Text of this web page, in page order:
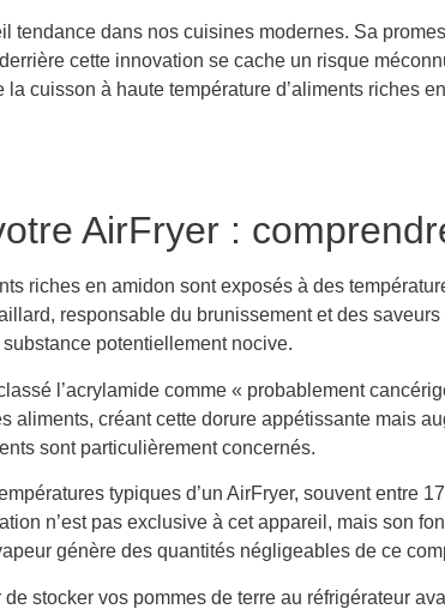
tendance dans nos cuisines modernes. Sa
cette innovation se cache un risque
cuisson à haute température d’aliments riches
AirFryer :
riches en amidon sont exposés à des
responsable du brunissement et des
potentiellement nocive.
l’acrylamide comme « probablement
aliments, créant cette dorure appétissante mais
sont particulièrement concernés.
typiques d’un AirFryer, souvent entre
n’est pas exclusive à cet appareil, mais son
génère des quantités négligeables de ce
stocker vos pommes de terre au réfrigérateur